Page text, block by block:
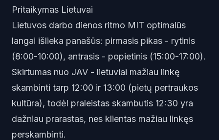
Pritaikymas Lietuvai
Lietuvos darbo dienos ritmo MIT optimalūs
langai išlieka panašūs: pirmasis pikas - rytinis
(8:00-10:00), antrasis - popietinis (15:00-17:00).
Skirtumas nuo JAV - lietuviai mažiau linkę
skambinti tarp 12:00 ir 13:00 (pietų pertraukos
kultūra), todėl praleistas skambutis 12:30 yra
dažniau prarastas, nes klientas mažiau linkęs
perskambinti.